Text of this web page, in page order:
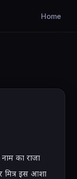
Home
का राजा
मित्र इस आशा